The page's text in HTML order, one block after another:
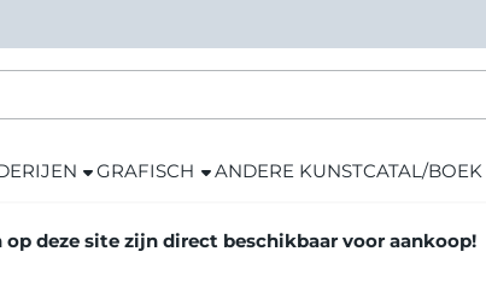
GRAFISCH ANDERE KUNSTCATAL/BOEK
deze site zijn direct beschikbaar voor aankoop!